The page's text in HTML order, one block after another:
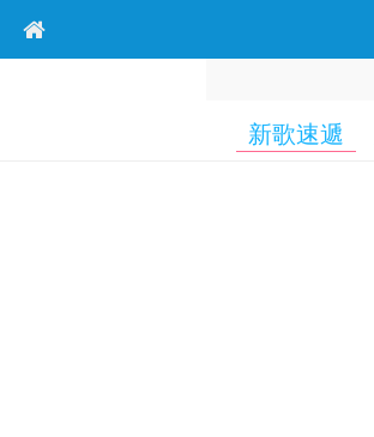
新歌速遞